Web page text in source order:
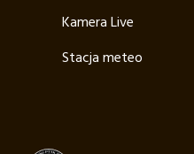
Kamera Live
Stacja meteo